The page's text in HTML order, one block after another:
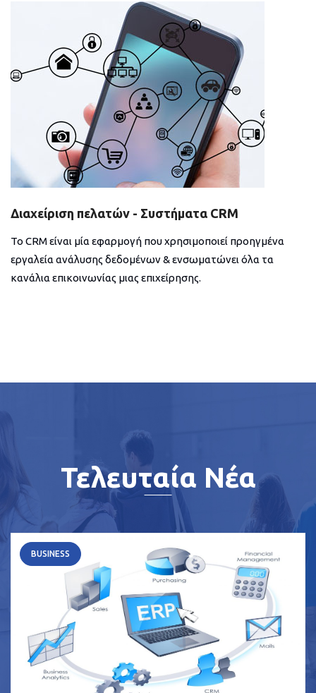
Διαχείριση πελατών - Συστήματα CRM
Το CRM είναι μία εφαρμογή που χρησιμοποιεί προηγμένα
εργαλεία ανάλυσης δεδομένων & ενσωματώνει όλα τα
κανάλια επικοινωνίας μιας επιχείρησης.
Τελευταία Νέα
BUSINESS